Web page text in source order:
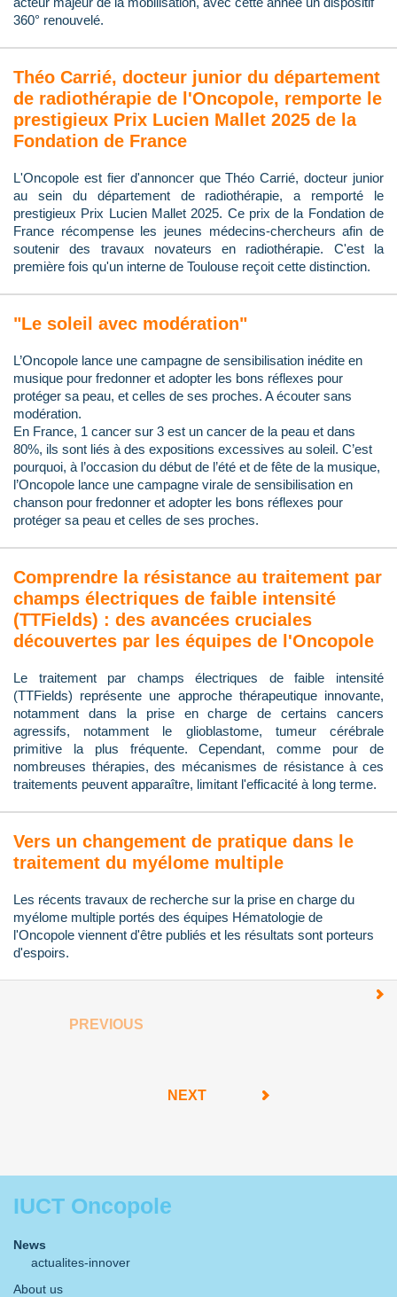
360° renouvelé.
Théo Carrié, docteur junior du département
de radiothérapie de l'Oncopole, remporte le
prestigieux Prix Lucien Mallet 2025 de la
Fondation de France
L'Oncopole est fier d'annoncer que Théo Carrié, docteur junior
au sein du département de radiothérapie, a remporté le
prestigieux Prix Lucien Mallet 2025. Ce prix de la Fondation de
France récompense les jeunes médecins-chercheurs afin de
soutenir des travaux novateurs en radiothérapie. C'est la
première fois qu'un interne de Toulouse reçoit cette distinction.
"Le soleil avec modération"
L’Oncopole lance une campagne de sensibilisation inédite en
musique pour fredonner et adopter les bons réflexes pour
protéger sa peau, et celles de ses proches. A écouter sans
modération.
En France, 1 cancer sur 3 est un cancer de la peau et dans
80%, ils sont liés à des expositions excessives au soleil. C’est
pourquoi, à l’occasion du début de l’été et de fête de la musique,
l’Oncopole lance une campagne virale de sensibilisation en
chanson pour fredonner et adopter les bons réflexes pour
protéger sa peau et celles de ses proches.
Comprendre la résistance au traitement par
champs électriques de faible intensité
(TTFields) : des avancées cruciales
découvertes par les équipes de l'Oncopole
Le traitement par champs électriques de faible intensité
(TTFields) représente une approche thérapeutique innovante,
notamment dans la prise en charge de certains cancers
agressifs, notamment le glioblastome, tumeur cérébrale
primitive la plus fréquente. Cependant, comme pour de
nombreuses thérapies, des mécanismes de résistance à ces
traitements peuvent apparaître, limitant l'efficacité à long terme.
Vers un changement de pratique dans le
traitement du myélome multiple
Les récents travaux de recherche sur la prise en charge du
myélome multiple portés des équipes Hématologie de
l'Oncopole viennent d'être publiés et les résultats sont porteurs
d'espoirs.
PREVIOUS
NEXT
IUCT Oncopole
News
actualites-innover
About us